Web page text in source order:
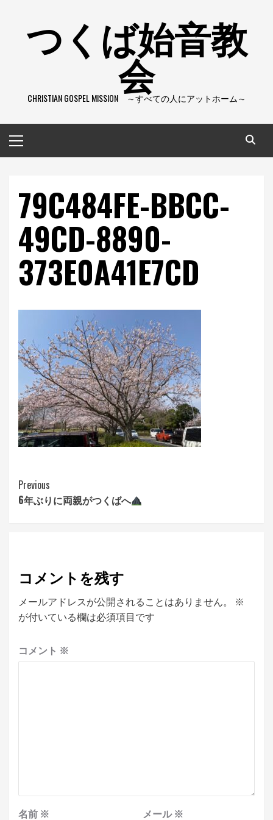
つくば始音教
会
CHRISTIAN GOSPEL MISSION ～すべての人にアットホーム～
イ
ン
79C484FE-BBCC-
49CD-8890-
373E0A41E7CD
Continue
Reading
Previous
6年ぶりに両親がつくばへ
コメントを残す
メールアドレスが公開されることはありません。
※
が付いている欄は必須項目です
コメント ※
名前 ※ メール ※